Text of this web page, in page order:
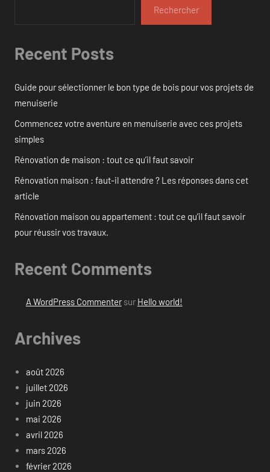
Rechercher
Recent Posts
Guide pour sélectionner le bon type de bois pour vos projets de
menuiserie
Commencez votre aventure en menuiserie avec ces projets
simples
Rénovation de maison : tout ce qu’il faut savoir
Rénovation maison : faut-il attendre ? Les réponses dans cet
article
Rénovation maison ou appartement : tout ce qu’il faut savoir
pour réussir vos travaux.
Recent Comments
A WordPress Commentersur Hello world!
Archives
août 2026
juillet 2026
juin 2026
mai 2026
avril 2026
mars 2026
février 2026